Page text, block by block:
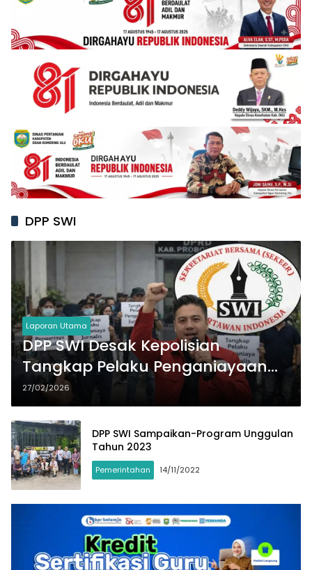
DPP SWI
Laporan Utama
DPP SWI Desak Kepolisian
Tangkap Pelaku Penganiayaan
Jurnalis di Probolinggo
27/02/2026
DPP SWI Sampaikan-Program Unggulan
Tahun 2023
Pemerintahan 14/11/2022